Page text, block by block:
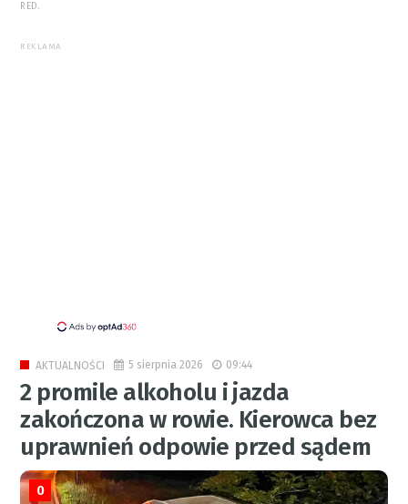
RED.
REKLAMA
AKTUALNOŚCI 5 sierpnia 2026 09:44
2 promile alkoholu i jazda
zakończona w rowie. Kierowca bez
uprawnień odpowie przed sądem
0